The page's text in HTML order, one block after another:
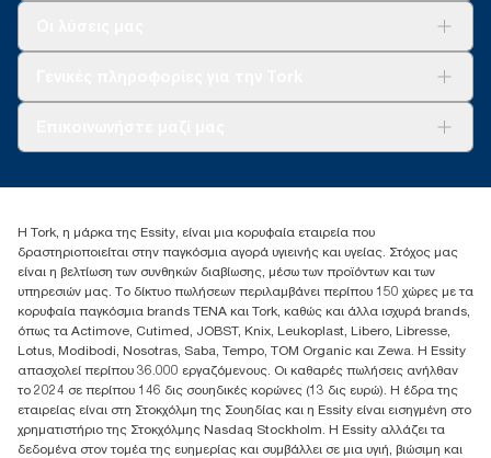
+302102705722
17th klm.National Road Athens-Lamia &2 Kalamatas
14564 N.Kifissia, Athens-Greece
Mob: +306932474930 (για Ελλάδα & Κύπρο)
Η Tork, η μάρκα της Essity, είναι μια κορυφαία εταιρεία που
δραστηριοποιείται στην παγκόσμια αγορά υγιεινής και υγείας. Στόχος μας
είναι η βελτίωση των συνθηκών διαβίωσης, μέσω των προϊόντων και των
υπηρεσιών μας. Το δίκτυο πωλήσεων περιλαμβάνει περίπου 150 χώρες με τα
κορυφαία παγκόσμια brands TENA και Tork, καθώς και άλλα ισχυρά brands,
όπως τα Actimove, Cutimed, JOBST, Knix, Leukoplast, Libero, Libresse,
Lotus, Modibodi, Nosotras, Saba, Tempo, TOM Organic και Zewa. Η Essity
απασχολεί περίπου 36.000 εργαζόμενους. Οι καθαρές πωλήσεις ανήλθαν
το 2024 σε περίπου 146 δις σουηδικές κορώνες (13 δις ευρώ). Η έδρα της
εταιρείας είναι στη Στοκχόλμη της Σουηδίας και η Essity είναι εισηγμένη στο
χρηματιστήριο της Στοκχόλμης Nasdaq Stockholm. Η Essity αλλάζει τα
δεδομένα στον τομέα της ευημερίας και συμβάλλει σε μια υγιή, βιώσιμη και